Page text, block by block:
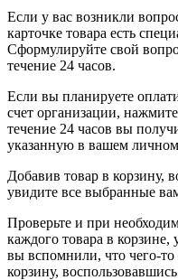
Если у вас возникли
карточке товара есть
Сформулируйте свой
течение 24 часов.
Если вы планируете
счет организации,
течение 24 часов вы
указанную в вашем
Добавив товар в корзину,
увидите все выбранные
Проверьте и при
каждого товара в
вы вспомнили, что чего-то
корзину,